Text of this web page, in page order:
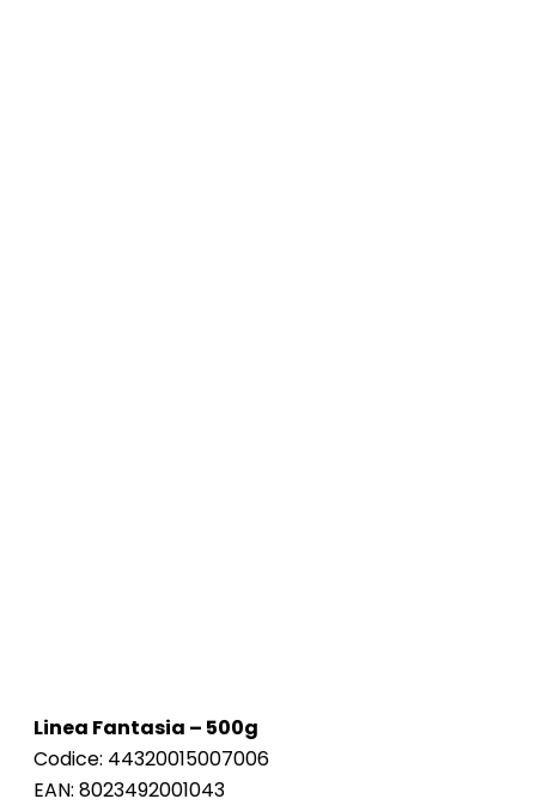
Linea Fantasia – 500g
Codice: 44320015007006
EAN: 8023492001043